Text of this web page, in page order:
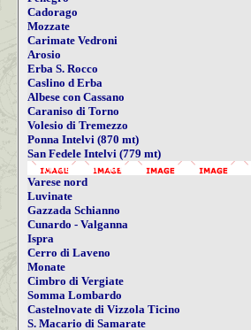
Cadorago
Mozzate
Carimate Vedroni
Arosio
Erba S. Rocco
Caslino d Erba
Albese con Cassano
Caraniso di Torno
Volesio di Tremezzo
Ponna Intelvi (870 mt)
San Fedele Intelvi (779 mt)
- Provincia di Varese
Varese nord
Luvinate
Gazzada Schianno
Cunardo - Valganna
Ispra
Cerro di Laveno
Monate
Cimbro di Vergiate
Somma Lombardo
Castelnovate di Vizzola Ticino
S. Macario di Samarate